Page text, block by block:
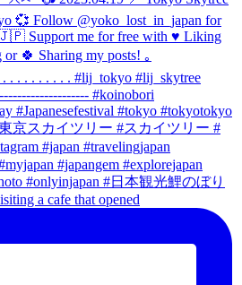
a cafe that opened